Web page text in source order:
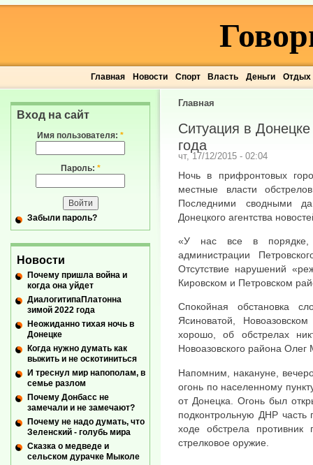
Главная Новости Спорт Власть Деньги Отдых
Главная
Ситуация в
года
чт, 17/12/2015 - 02:04
Ночь в прифронтовых
местные власти
Последними сводными
Донецкого агентства
«У нас все в порядке,
администрации
Отсутствие нарушений
Кировском и Петровском
Спокойная обстановка
Ясиноватой,
хорошо, об обстрелах
Новоазовского района Олег
Напомним, накануне,
огонь по населенному
от Донецка. Огонь был
подконтрольную ДНР часть
ходе обстрела противник
стрелковое оружие.
Вход на сайт
Имя пользователя: *
Пароль: *
Забыли пароль?
Новости
Почему пришла война и
когда она уйдет
ДиалогитипаПлатонна
зимой 2022 года
Неожиданно тихая ночь в
Донецке
Когда нужно думать как
выжить и не оскотиниться
И треснул мир напополам, в
семье разлом
Почему Донбасс не
замечали и не замечают?
Почему не надо думать, что
Зеленский - голубь мира
Сказка о медведе и
сельском дурачке Мыколе